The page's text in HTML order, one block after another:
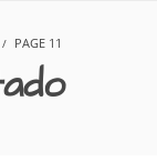
PAGE 11